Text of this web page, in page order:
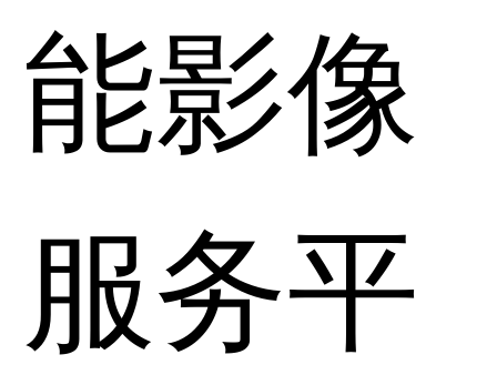
能影像
服务平